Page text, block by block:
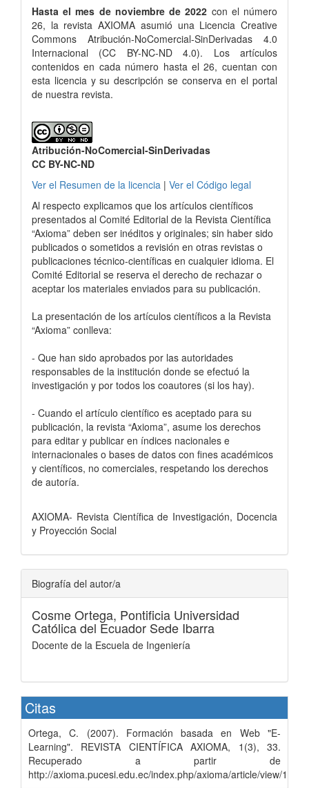
Hasta el mes de noviembre de 2022 con el número
26, la revista AXIOMA asumió una Licencia Creative
Commons Atribución-NoComercial-SinDerivadas 4.0
Internacional (CC BY-NC-ND 4.0). Los artículos
contenidos en cada número hasta el 26, cuentan con
esta licencia y su descripción se conserva en el portal
de nuestra revista.
Atribución-NoComercial-SinDerivadas
CC BY-NC-ND
Ver el Resumen de la licencia | Ver el Código legal
Al respecto explicamos que los artículos científicos
presentados al Comité Editorial de la Revista Científica
“Axioma” deben ser inéditos y originales; sin haber sido
publicados o sometidos a revisión en otras revistas o
publicaciones técnico-científicas en cualquier idioma. El
Comité Editorial se reserva el derecho de rechazar o
aceptar los materiales enviados para su publicación.
La presentación de los artículos científicos a la Revista
“Axioma” conlleva:
- Que han sido aprobados por las autoridades
responsables de la institución donde se efectuó la
investigación y por todos los coautores (si los hay).
- Cuando el artículo científico es aceptado para su
publicación, la revista “Axioma”, asume los derechos
para editar y publicar en índices nacionales e
internacionales o bases de datos con fines académicos
y científicos, no comerciales, respetando los derechos
de autoría.
AXIOMA- Revista Científica de Investigación, Docencia
y Proyección Social
Biografía del autor/a
Cosme Ortega, Pontificia Universidad
Católica del Ecuador Sede Ibarra
Docente de la Escuela de Ingeniería
Citas
Ortega, C. (2007). Formación basada en Web "E-
Learning". REVISTA CIENTÍFICA AXIOMA, 1(3), 33.
Recuperado a partir de
http://axioma.pucesi.edu.ec/index.php/axioma/article/view/139